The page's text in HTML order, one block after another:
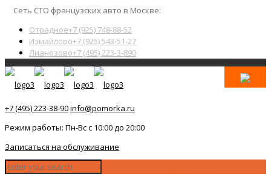
Сеть СТО французских авто в Москве:
Отрадное+7 (925) 748-88-52
Измайлово+7 (925) 543-51-27
Лианозово+7 (495) 223-3-890
+7 (495) 223-38-90info@pomorka.ru
Режим работы: Пн-Вс с 10:00 до 20:00
Записаться на обслуживание